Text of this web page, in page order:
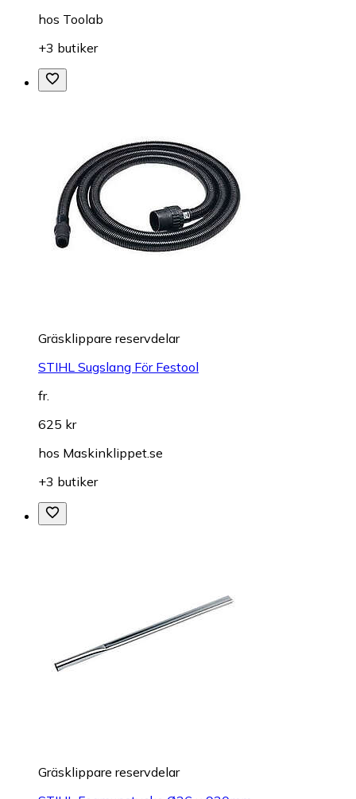
hos Toolab
+3 butiker
Gräsklippare reservdelar
STIHL Sugslang För Festool
fr.
625 kr
hos Maskinklippet.se
+3 butiker
Gräsklippare reservdelar